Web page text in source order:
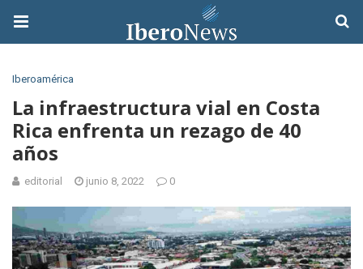
Iberoamérica
La infraestructura vial en Costa
Rica enfrenta un rezago de 40
años
editorial junio 8, 2022 0